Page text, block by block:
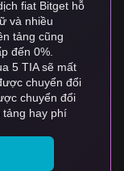
fiat Bitget hỗ
và nhiều
tảng cũng
đến 0%.
5 TIA sẽ mất
chuyển đổi
chuyển đổi
tảng hay phí